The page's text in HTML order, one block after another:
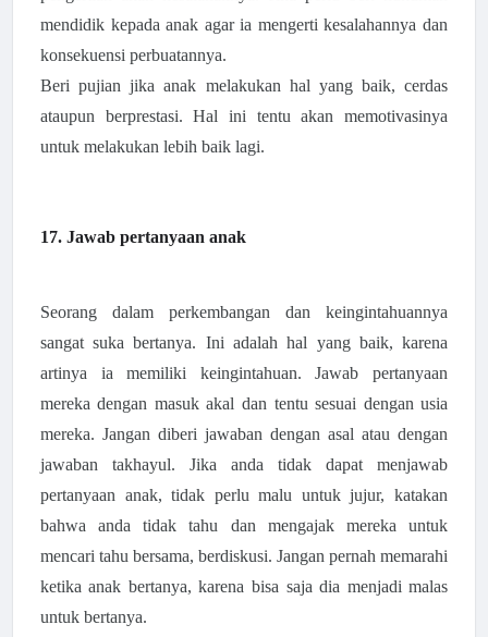
mendidik kepada anak agar ia mengerti kesalahannya dan
konsekuensi perbuatannya.
Beri pujian jika anak melakukan hal yang baik, cerdas
ataupun berprestasi. Hal ini tentu akan memotivasinya
untuk melakukan lebih baik lagi.
17. Jawab pertanyaan anak
Seorang dalam perkembangan dan keingintahuannya
sangat suka bertanya. Ini adalah hal yang baik, karena
artinya ia memiliki keingintahuan. Jawab pertanyaan
mereka dengan masuk akal dan tentu sesuai dengan usia
mereka. Jangan diberi jawaban dengan asal atau dengan
jawaban takhayul. Jika anda tidak dapat menjawab
pertanyaan anak, tidak perlu malu untuk jujur, katakan
bahwa anda tidak tahu dan mengajak mereka untuk
mencari tahu bersama, berdiskusi. Jangan pernah memarahi
ketika anak bertanya, karena bisa saja dia menjadi malas
untuk bertanya.